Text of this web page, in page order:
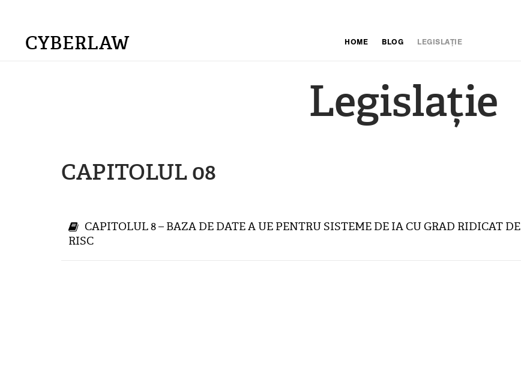
CYBERLAW HOME BLOG LEGISLAȚIE
Legislație
CAPITOLUL 08
CAPITOLUL 8 – BAZA DE DATE A UE PENTRU SISTEME DE IA CU GRAD RIDICAT DE
RISC